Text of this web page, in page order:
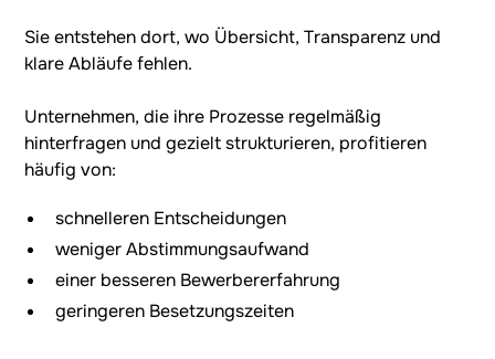
Sie entstehen dort, wo Übersicht, Transparenz und
klare Abläufe fehlen.
Unternehmen, die ihre Prozesse regelmäßig
hinterfragen und gezielt strukturieren, profitieren
häufig von:
schnelleren Entscheidungen
weniger Abstimmungsaufwand
einer besseren Bewerbererfahrung
geringeren Besetzungszeiten